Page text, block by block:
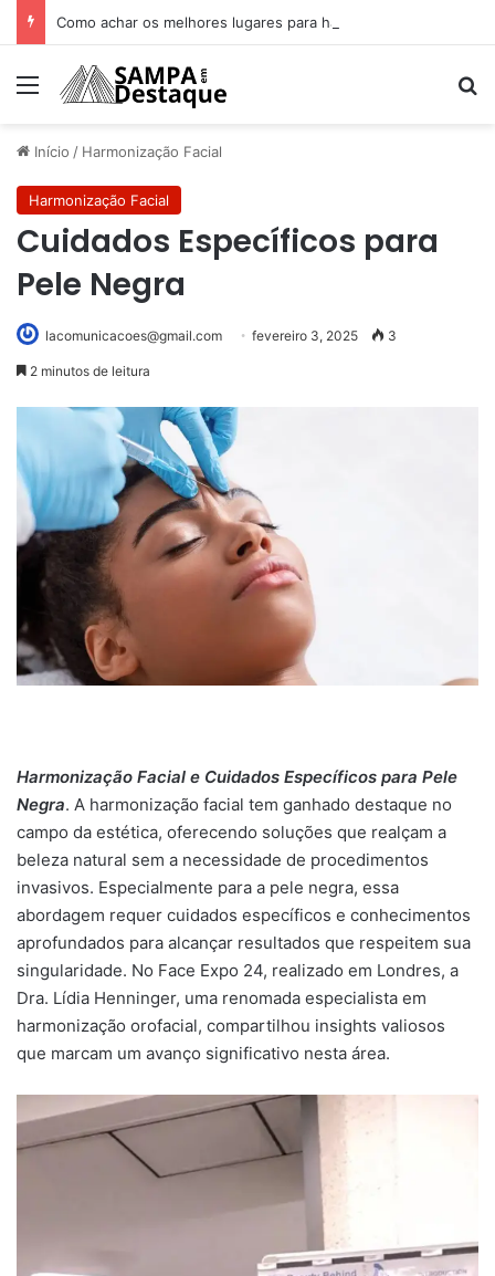
Menu
Início / Harmonização Facial
Harmonização Facial
Cuidados Específicos para
Pele Negra
lacomunicacoes@gmail.com fevereiro 3, 2025 3
2 minutos de leitura
Harmonização Facial e Cuidados Específicos para Pele
Negra. A harmonização facial tem ganhado destaque no
campo da estética, oferecendo soluções que realçam a
beleza natural sem a necessidade de procedimentos
invasivos. Especialmente para a pele negra, essa
abordagem requer cuidados específicos e conhecimentos
aprofundados para alcançar resultados que respeitem sua
singularidade. No Face Expo 24, realizado em Londres, a
Dra. Lídia Henninger, uma renomada especialista em
harmonização orofacial, compartilhou insights valiosos
que marcam um avanço significativo nesta área.